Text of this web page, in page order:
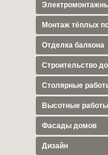
Монтаж тёплых
Отделка балкона
Строительство
Столярные
Высотные работы
Фасады домов
Дизайн